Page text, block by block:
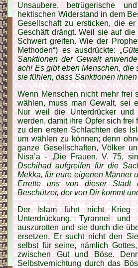
Unsaubere, betrügerische
hektischen Widerstand in dem
Gesellschaft zu ersticken, die
Geschäft drängt. Weil sie auf
Schwert greifen. Wie der
Methoden“) es ausdrückte:
Sanktionen der Gewalt
ach! Es gibt eben Menschen, die
sie fühlen, dass Sanktionen
Wenn Menschen nicht mehr frei
wählen, muss man Gewalt, sei
Nur weil die Unterdrücker und
werden, damit ihre Opfer sich frei
zu den ersten Schlachten des
um wählen zu können; denn
ganze Gesellschaften, Völker
Nisa’a - „Die Frauen, V. 75,
Dschihad aufgreifen für die
Mekka, für eure eigenen Männer
Errette uns von dieser Stadt
Beschützer, der von Dir kommt
Der Islam führt nicht Krieg
Unterdrückung, Tyrannei
auszurotten und sie durch die
ersetzen. Er sucht nicht den
selbst für seine, nämlich
zwischen Gut und Böse.
Selbstvernichtung durch das